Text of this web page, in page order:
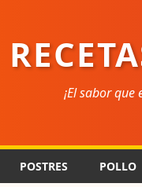
¡El sabor que
POSTRES POLLO